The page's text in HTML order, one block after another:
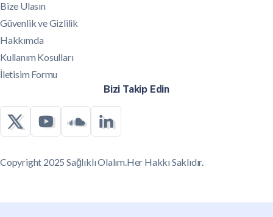
Bize Ulasın
Güvenlik ve Gizlilik
Hakkımda
Kullanım Kosulları
İletisim Formu
Bizi Takip Edin
Copyright 2025 Sağlıklı Olalım.Her Hakkı Saklıdır.